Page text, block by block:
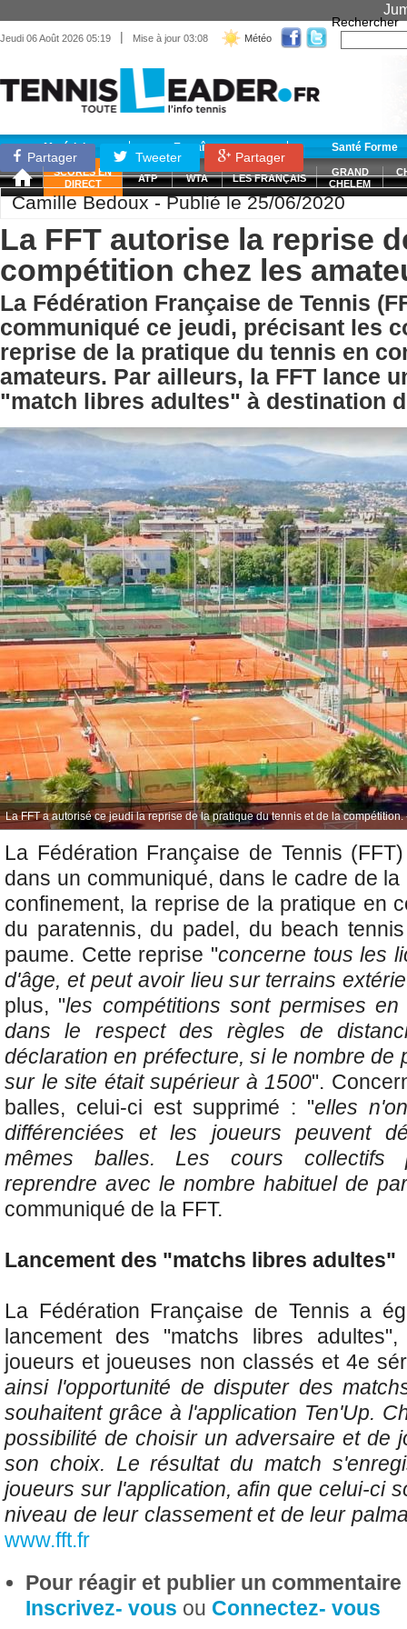
Jeudi 06 Août 2026 05:19 | Mise à jour 03:08 Météo
Rechercher
Matériel Entraînement Santé Forme
SCORES EN
DIRECT
ATP WTA LES FRANÇAIS
GRAND
CHELEM
Partager Tweeter Partager
Camille Bedoux - Publié le 25/06/2020
La FFT autorise la reprise
compétition chez les
La Fédération Française de Tennis
communiqué ce jeudi, précisant les
reprise de la pratique du tennis en
amateurs. Par ailleurs, la FFT lance
"match libres adultes" à destination
La FFT a autorisé ce jeudi la reprise de la pratique du tennis et de la
La Fédération Française de Tennis
dans un communiqué, dans le cadre de
confinement, la reprise de la pratique en
du paratennis, du padel, du beach
paume. Cette reprise "concerne tous les
d'âge, et peut avoir lieu sur terrains
plus, "les compétitions sont permises
dans le respect des règles de
déclaration en préfecture, si le nombre de
sur le site était supérieur à 1500".
balles, celui-ci est supprimé : "elles
différenciées et les joueurs peuvent
mêmes balles. Les cours collectifs
reprendre avec le nombre habituel de
communiqué de la FFT.
Lancement des "matchs libres adultes"
La Fédération Française de Tennis a
lancement des "matchs libres
joueurs et joueuses non classés et 4e
ainsi l'opportunité de disputer des
souhaitent grâce à l'application Ten'Up.
possibilité de choisir un adversaire et de
son choix. Le résultat du match
joueurs sur l'application, afin que celui-ci
niveau de leur classement et de leur
www.fft.fr
Pour réagir et publier un
Inscrivez- vous ou Connectez- vous